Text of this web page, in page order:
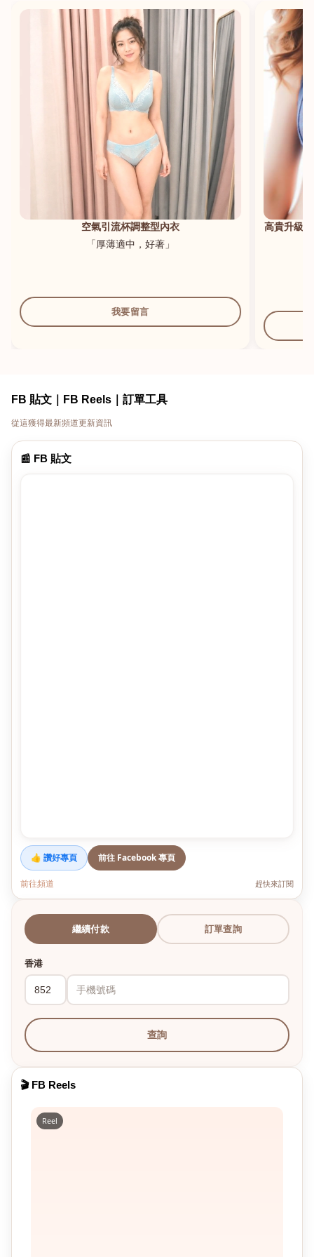
空氣引流杯調整型內衣
「厚薄適中，好著」
我要留言
高貴升級
FB 貼文｜FB Reels｜訂單工具
從這獲得最新頻道更新資訊
📰 FB 貼文
👍 讚好專頁 前往 Facebook 專頁
前往頻道 趕快來訂閱
繼續付款 訂單查詢
香港
查詢
🎬 FB Reels
Reel
港澳中文
English